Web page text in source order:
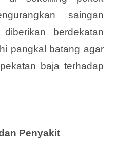
saingan
berdekatan
pangkal batang agar
baja terhadap
Penyakit